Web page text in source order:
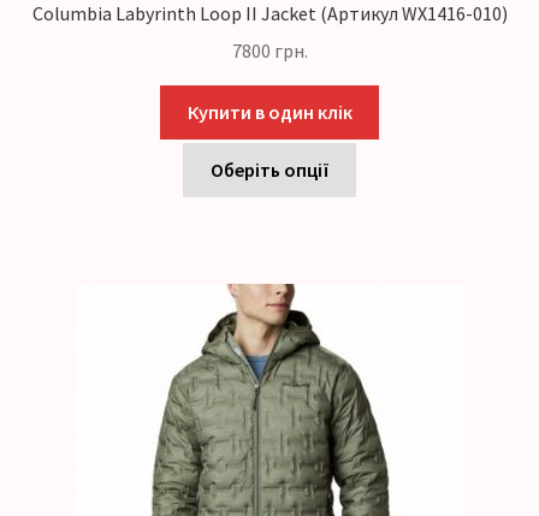
Columbia Labyrinth Loop II Jacket (Артикул WX1416-010)
7800 грн.
Купити в один клік
Оберіть опції